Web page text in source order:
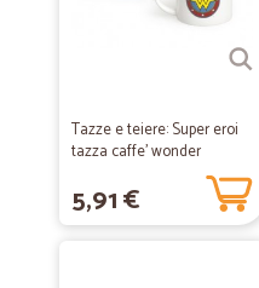
Tazze e teiere: Super eroi
tazza caffe' wonder
5,91 €